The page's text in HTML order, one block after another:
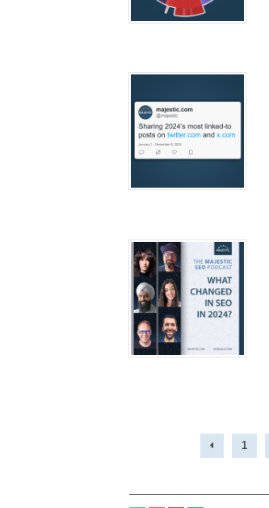
1